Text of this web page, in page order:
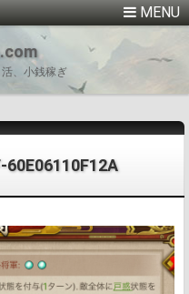
、小銭稼ぎ
60E06110F12A